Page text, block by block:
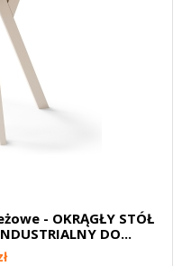
- OKRĄGŁY STÓŁ
DO...